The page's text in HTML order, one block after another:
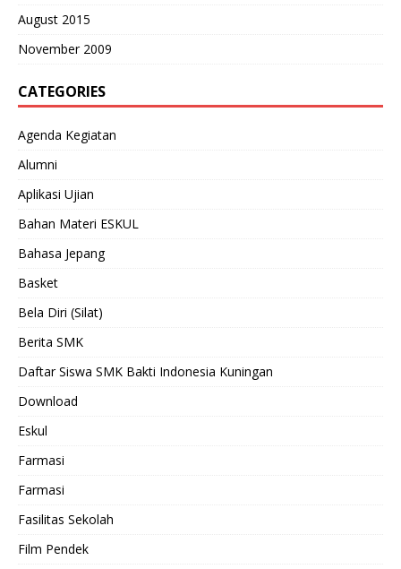
August 2015
November 2009
CATEGORIES
Agenda Kegiatan
Alumni
Aplikasi Ujian
Bahan Materi ESKUL
Bahasa Jepang
Basket
Bela Diri (Silat)
Berita SMK
Daftar Siswa SMK Bakti Indonesia Kuningan
Download
Eskul
Farmasi
Farmasi
Fasilitas Sekolah
Film Pendek